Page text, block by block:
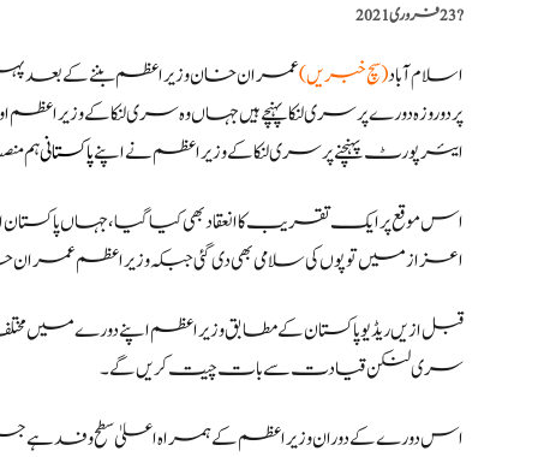
?️23 فروری 2021
اسلام آباد(سچ خبریں)عمران خان وزیر اعظم بننے کے بعد
پر دو روزہ دورے پر سری لنکا پہنچے ہیں جہاں وہ سری لنکا کے وزیر
ایئرپورٹ پہنچنے پر سری لنکا کے وزیراعظم نے اپنےپاکستانیہم
اس موقع پر ایک تقریب کا انعقاد بھی کیا گیا، جہاں پاکستان
اعزاز میں توپوں کی سلامی بھی دی گئی جبکہ وزیراعظم
قبل ازیں ریڈیو پاکستان کے مطابق وزیراعظم اپنے دورے
سری لنکن قیادت سے بات چیت کریں گے۔
اس دورے کے دوران وزیراعظم کے ہمراہ اعلیٰ سطح وفد ہے جس